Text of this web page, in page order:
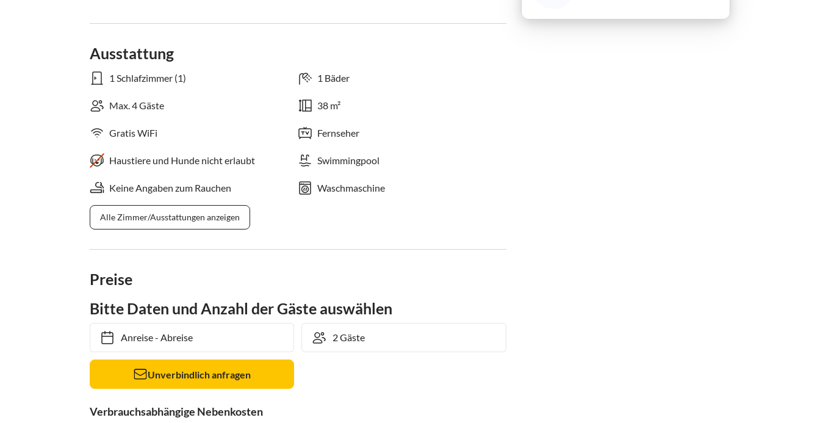
Ausstattung
1 Schlafzimmer (1) 1 Bäder
Max. 4 Gäste 38 m²
Gratis WiFi Fernseher
Haustiere und Hunde nicht erlaubt Swimmingpool
Keine Angaben zum Rauchen Waschmaschine
Alle Zimmer/Ausstattungen anzeigen
Preise
Bitte Daten und Anzahl der Gäste auswählen
Anreise- Abreise
Unverbindlich anfragen
Verbrauchsabhängige Nebenkosten